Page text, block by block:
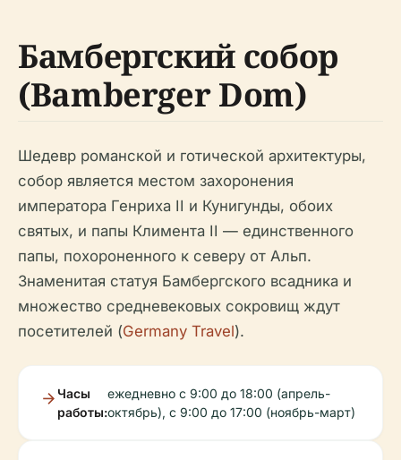
Бамбергский собор
(Bamberger Dom)
Шедевр романской и готической архитектуры,
собор является местом захоронения
императора Генриха II и Кунигунды, обоих
святых, и папы Климента II — единственного
папы, похороненного к северу от Альп.
Знаменитая статуя Бамбергского всадника и
множество средневековых сокровищ ждут
посетителей (Germany Travel).
Часы
работы:
ежедневно с 9:00 до 18:00 (апрель-
октябрь), с 9:00 до 17:00 (ноябрь-март)